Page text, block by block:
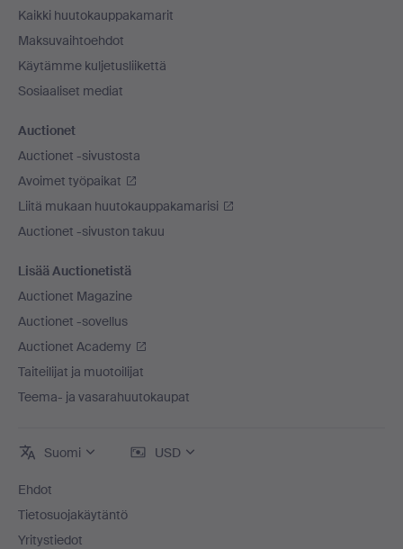
Kaikki huutokauppakamarit
Maksuvaihtoehdot
Käytämme kuljetusliikettä
Sosiaaliset mediat
Auctionet
Auctionet -sivustosta
Avoimet työpaikat
Liitä mukaan huutokauppakamarisi
Auctionet -sivuston takuu
Lisää Auctionetistä
Auctionet Magazine
Auctionet -sovellus
Auctionet Academy
Taiteilijat ja muotoilijat
Teema- ja vasarahuutokaupat
Suomi USD
Ehdot
Tietosuojakäytäntö
Yritystiedot